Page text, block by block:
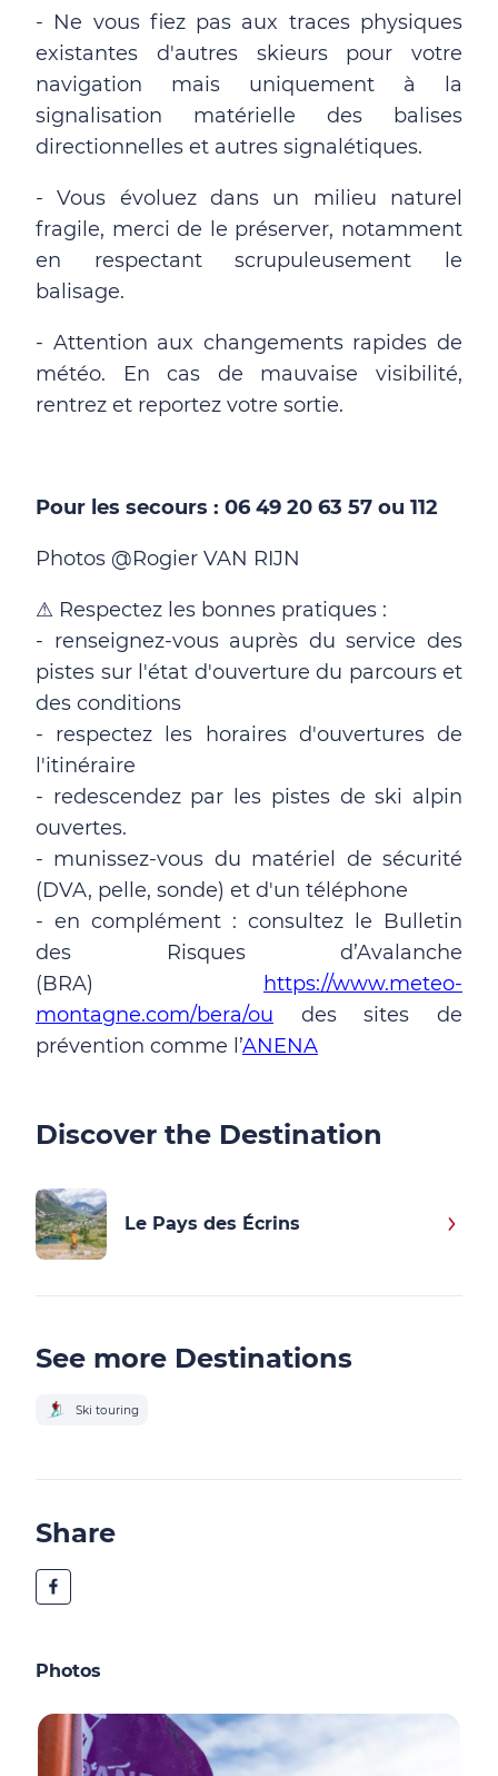
- Ne vous fiez pas aux traces physiques
existantes d'autres skieurs pour votre
navigation mais uniquement à la
signalisation matérielle des balises
directionnelles et autres signalétiques.
- Vous évoluez dans un milieu naturel
fragile, merci de le préserver, notamment
en respectant scrupuleusement le
balisage.
- Attention aux changements rapides de
météo. En cas de mauvaise visibilité,
rentrez et reportez votre sortie.
Pour les secours : 06 49 20 63 57 ou 112
Photos @Rogier VAN RIJN
⚠ Respectez les bonnes pratiques :
- renseignez-vous auprès du service des
pistes sur l'état d'ouverture du parcours et
des conditions
- respectez les horaires d'ouvertures de
l'itinéraire
- redescendez par les pistes de ski alpin
ouvertes.
- munissez-vous du matériel de sécurité
(DVA, pelle, sonde) et d'un téléphone
- en complément : consultez le Bulletin
des Risques d’Avalanche
(BRA)
https://www.meteo-
montagne.com/bera/ou des sites de
prévention comme l’ANENA
Discover the Destination
Le Pays des Écrins
See more Destinations
Ski touring
Share
Photos